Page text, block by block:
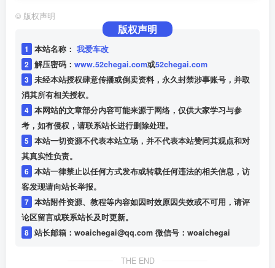
© 版权声明
版权声明
1 本站名称： 我爱车改
2 解压密码： www.52chegai.com或52chegai.com
3 未经本站授权肆意传播或倒卖资料，永久封禁涉事账号，并取
消其所有相关授权。
4 本网站的文章部分内容可能来源于网络，仅供大家学习与参
考，如有侵权，请联系站长进行删除处理。
5 本站一切资源不代表本站立场，并不代表本站赞同其观点和对
其真实性负责。
6 本站一律禁止以任何方式发布或转载任何违法的相关信息，访
客发现请向站长举报。
7 本站附件资源、教程等内容如因时效原因失效或不可用，请评
论区留言或联系站长及时更新。
8
站长邮箱：woaichegai@qq.com 微信号：woaichegai
THE END